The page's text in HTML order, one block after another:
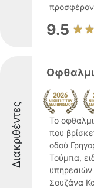
9.5
Διακριθέντες
Το
που
οδού
Τούμπα,
Σουζάνα